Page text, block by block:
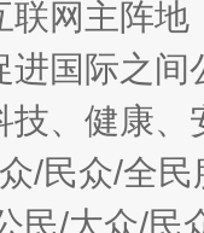
联网主阵
进国际之
技、健康
/民众/全
民/大众/民